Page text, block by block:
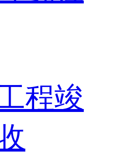
程竣